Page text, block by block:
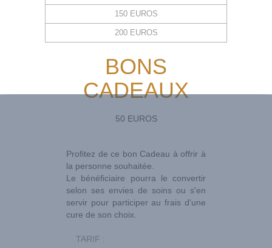
150 EUROS
200 EUROS
BONS
CADEAUX
50 EUROS
Profitez de ce bon Cadeau à offrir à
la personne souhaitée.
Le bénéficiaire pourra le convertir
selon ses envies de soins ou s'en
servir pour participer au frais d'une
cure de son choix.
TARIF :